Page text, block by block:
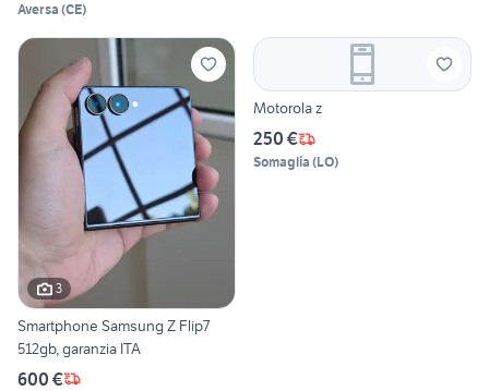
Aversa (CE)
3
Smartphone Samsung Z Flip7
512gb, garanzia ITA
600 €
Motorola z
250 €
Somaglia (LO)